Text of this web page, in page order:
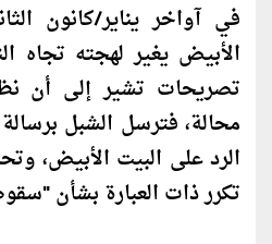
في آواخر يناير/كانون
الأبيض يغير لهجته تجاه
تصريحات تشير إلى أن
محالة، فترسل الشبل
الرد على البيت الأبيض،
تكرر ذات العبارة بشأن